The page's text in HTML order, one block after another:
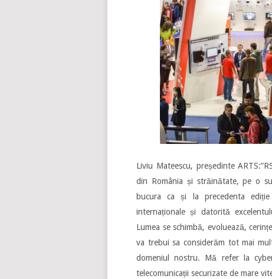
Liviu Mateescu, președinte
din România și străinătate, pe o
bucura ca și la precedenta
internaționale și datorită
Lumea se schimbă, evoluează,
va trebui sa considerăm tot mai
domeniul nostru. Mă refer la
telecomunicații securizate de mare